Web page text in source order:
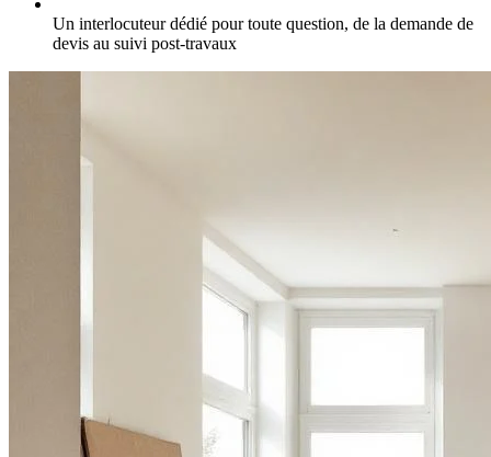
Un interlocuteur dédié pour toute question, de la demande de
devis au suivi post-travaux